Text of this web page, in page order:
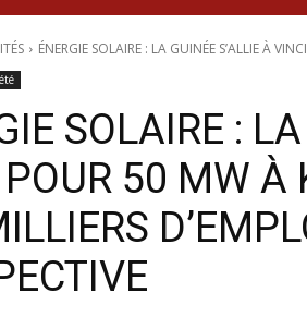
ÉNERGIE SOLAIRE : LA GUINÉE S’ALLIE À
SOLAIRE :
50 MW À